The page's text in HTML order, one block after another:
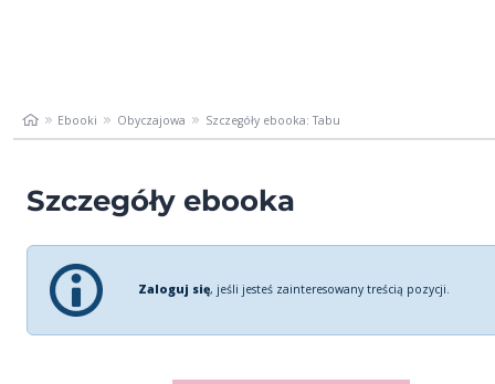
Ebooki Obyczajowa Szczegóły ebooka: Tabu
Szczegóły ebooka
Zaloguj się, jeśli jesteś zainteresowany treścią pozycji.